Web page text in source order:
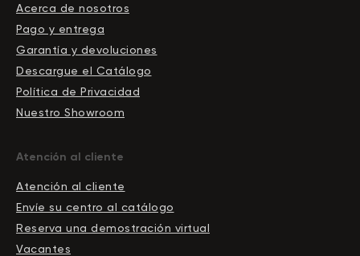
Acerca de nosotros
Pago y entrega
Garantía y devoluciones
Descargue el Сatálogo
Política de Privacidad
Nuestro Showroom
Atención al cliente
Atención al cliente
Envíe su centro al catálogo
Reserva una demostración virtual
Vacantes